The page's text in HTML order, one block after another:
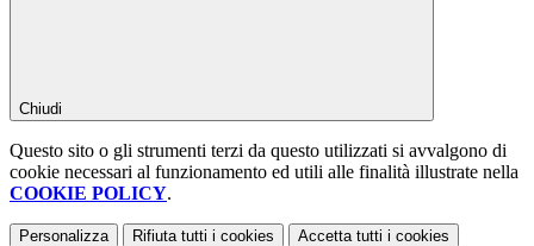
Chiudi
Questo sito o gli strumenti terzi da questo utilizzati si avvalgono di
cookie necessari al funzionamento ed utili alle finalità illustrate nella
COOKIE POLICY.
Personalizza Rifiuta tutti i cookies Accetta tutti i cookies